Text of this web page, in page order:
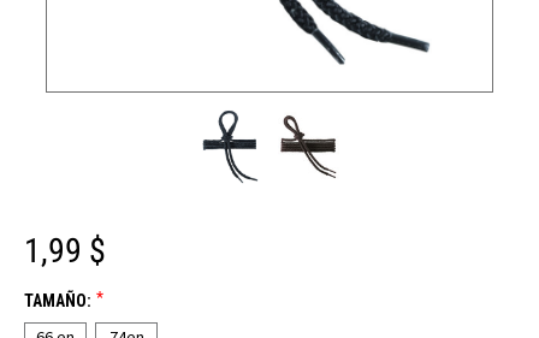
1,99 $
TAMAÑO: *